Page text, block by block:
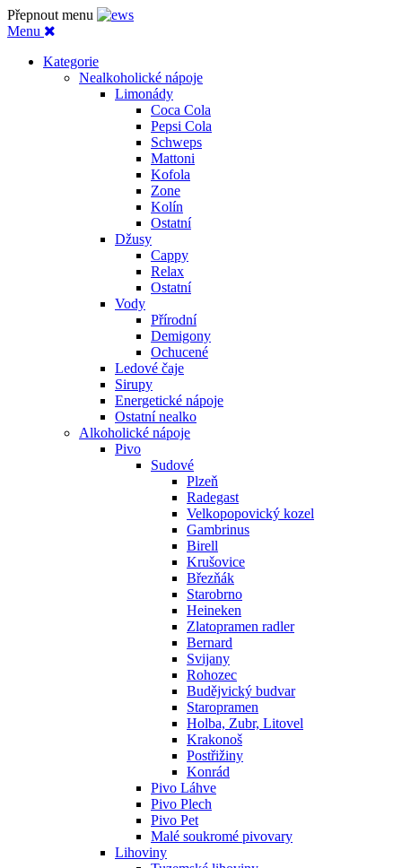
Přepnout menu
Menu
Kategorie
Nealkoholické nápoje
Limonády
Coca Cola
Pepsi Cola
Schweps
Mattoni
Kofola
Zone
Kolín
Ostatní
Džusy
Cappy
Relax
Ostatní
Vody
Přírodní
Demigony
Ochucené
Ledové čaje
Sirupy
Energetické nápoje
Ostatní nealko
Alkoholické nápoje
Pivo
Sudové
Plzeň
Radegast
Velkopopovický kozel
Gambrinus
Birell
Krušovice
Březňák
Starobrno
Heineken
Zlatopramen radler
Bernard
Svijany
Rohozec
Budějvický budvar
Staropramen
Holba, Zubr, Litovel
Krakonoš
Postřižiny
Konrád
Pivo Láhve
Pivo Plech
Pivo Pet
Malé soukromé pivovary
Lihoviny